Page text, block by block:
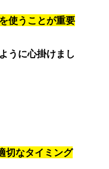
使うことが重要
うに心掛けまし
切なタイミング